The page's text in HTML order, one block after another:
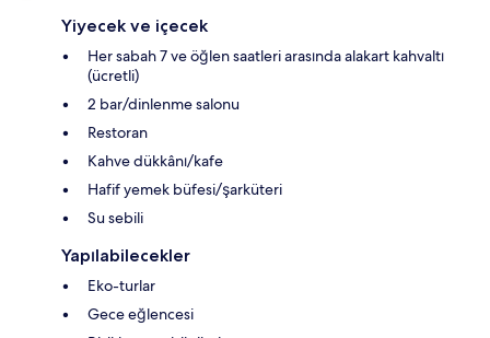
Yiyecek ve içecek
Her sabah 7 ve öğlen saatleri arasında alakart kahvaltı
(ücretli)
2 bar/dinlenme salonu
Restoran
Kahve dükkânı/kafe
Hafif yemek büfesi/şarküteri
Su sebili
Yapılabilecekler
Eko-turlar
Gece eğlencesi